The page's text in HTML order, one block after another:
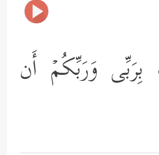
وَرَبِّكُمۡ أَن